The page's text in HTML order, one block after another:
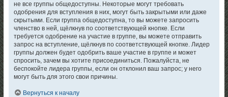
не все группы общедоступны. Некоторые могут требовать
одобрения для вступления в них, могут быть закрытыми или даже
скрытыми. Если группа общедоступна, то вы можете запросить
членство в ней, щёлкнув по соответствующей кнопке. Если
требуется одобрение на участие в группе, вы можете отправить
запрос на вступление, щёлкнув по соответствующей кнопке. Лидер
группы должен будет одобрить ваше участие в группе и может
спросить, зачем вы хотите присоединиться. Пожалуйста, не
беспокойте лидера группы, если он отклонил ваш запрос; у него
могут быть для этого свои причины.
Вернуться к началу